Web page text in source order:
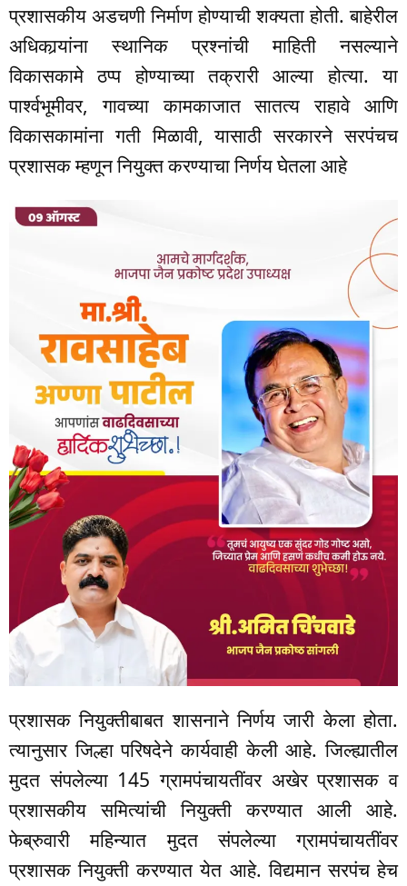
प्रशासकीय अडचणी निर्माण होण्याची शक्यता होती. बाहेरील
अधिकार्‍यांना स्थानिक प्रश्नांची माहिती नसल्याने
विकासकामे ठप्प होण्याच्या तक्रारी आल्या होत्या. या
पार्श्वभूमीवर, गावच्या कामकाजात सातत्य राहावे आणि
विकासकामांना गती मिळावी, यासाठी सरकारने सरपंचच
प्रशासक म्हणून नियुक्त करण्याचा निर्णय घेतला आहे
प्रशासक नियुक्तीबाबत शासनाने निर्णय जारी केला होता.
त्यानुसार जिल्हा परिषदेने कार्यवाही केली आहे. जिल्ह्यातील
मुदत संपलेल्या 145 ग्रामपंचायतींवर अखेर प्रशासक व
प्रशासकीय समित्यांची नियुक्ती करण्यात आली आहे.
फेब्रुवारी महिन्यात मुदत संपलेल्या ग्रामपंचायतींवर
प्रशासक नियुक्ती करण्यात येत आहे. विद्यमान सरपंच हेच